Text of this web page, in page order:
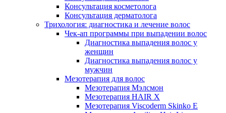
Консультация косметолога
Консультация дерматолога
Трихология: диагностика и лечение волос
Чек-ап программы при выпадении волос
Диагностика выпадения волос у
женщин
Диагностика выпадения волос у
мужчин
Мезотерапия для волос
Мезотерапия Мэлсмон
Мезотерапия HAIR X
Мезотерапия Viscoderm Skinko E